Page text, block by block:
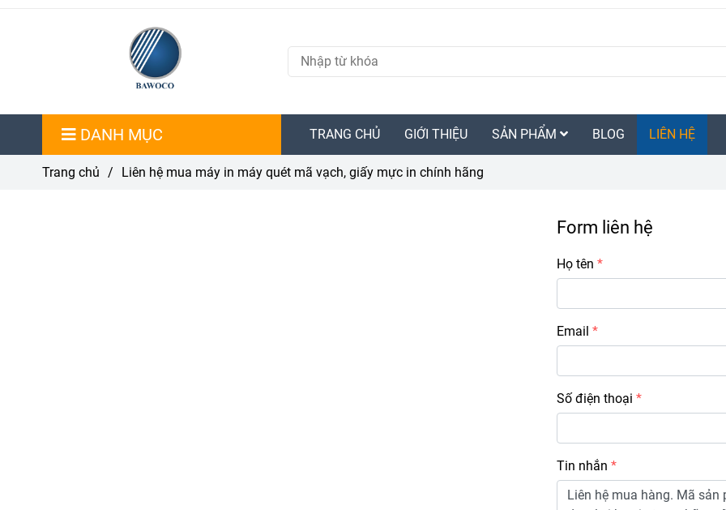
DANH MỤC TRANG CHỦ GIỚI THIỆU SẢN PHẨM BLOG LIÊN HỆ
Trang chủ / Liên hệ mua máy in máy quét mã vạch, giấy mực in chính hãng
Form liên hệ
Họ tên
Email
Số điện thoại
Tin nhắn